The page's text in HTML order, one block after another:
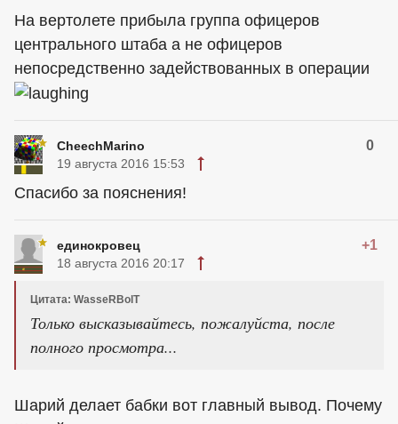
На вертолете прибыла группа офицеров
центрального штаба а не офицеров
непосредственно задействованных в операции
CheechMarino 0
19 августа 2016 15:53
Спасибо за пояснения!
единокровец +1
18 августа 2016 20:17
Цитата: WasseRBolT
Только высказывайтесь, пожалуйста, после
полного просмотра...
Шарий делает бабки вот главный вывод. Почему